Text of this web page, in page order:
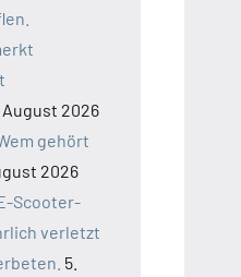
August 2026
gehört
2026
Scooter-
verletzt
5.